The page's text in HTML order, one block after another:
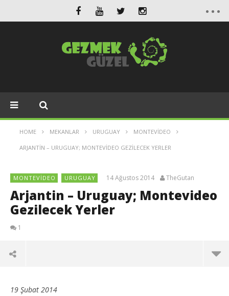
HOME MEKANLAR URUGUAY MONTEVIDEO
ARJANTIN – URUGUAY; MONTEVIDEO GEZILECEK YERLER
MONTEVIDEO URUGUAY 14 Ağustos 2014 TheGutan
Arjantin – Uruguay; Montevideo
Gezilecek Yerler
1
19 Şubat 2014